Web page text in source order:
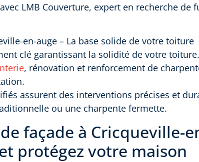
LMB Couverture, expert en recherche de
en-auge – La base solide de votre toiture
clé garantissant la solidité de votre
, rénovation et renforcement de
assurent des interventions précises et
ou une charpente fermette.
façade à Cricqueville-
protégez votre maison